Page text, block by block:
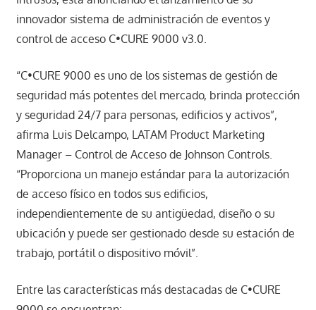
innovador sistema de administración de eventos y
control de acceso C•CURE 9000 v3.0.
“C•CURE 9000 es uno de los sistemas de gestión de
seguridad más potentes del mercado, brinda protección
y seguridad 24/7 para personas, edificios y activos”,
afirma Luis Delcampo, LATAM Product Marketing
Manager – Control de Acceso de Johnson Controls.
“Proporciona un manejo estándar para la autorización
de acceso físico en todos sus edificios,
independientemente de su antigüedad, diseño o su
ubicación y puede ser gestionado desde su estación de
trabajo, portátil o dispositivo móvil”.
Entre las características más destacadas de C•CURE